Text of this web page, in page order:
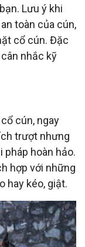
Lưu ý khi
toàn của cún,
cổ cún. Đặc
nhắc kỹ
cún, ngay
trượt nhưng
pháp hoàn hảo.
hợp với những
hay kéo, giật.